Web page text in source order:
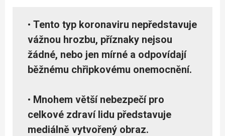
• Tento typ koronaviru nepředstavuje
vážnou hrozbu, příznaky nejsou
žádné, nebo jen mírné a odpovídají
běžnému chřipkovému onemocnění.
• Mnohem větší nebezpečí pro
celkové zdraví lidu představuje
mediálně vytvořený obraz.